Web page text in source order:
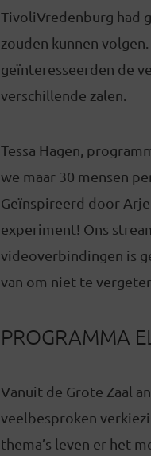
TivoliVredenburg had
zouden kunnen
geïnteresseerden de
verschillende zalen.
Tessa Hagen,
we maar 30 mensen
Geïnspireerd door
experiment! Ons
videoverbindingen is
van om niet te
PROGRAMMA
Vanuit de Grote Zaal
veelbesproken
thema’s leven er het